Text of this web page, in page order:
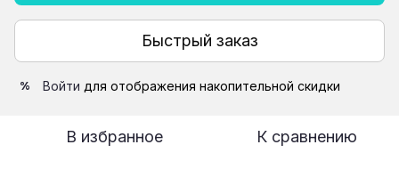
Быстрый заказ
% Войти для отображения накопительной скидки
В избранное К сравнению